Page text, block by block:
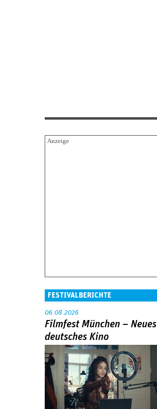
FESTIVALBERICHTE
06.08.2026
Filmfest München – Neues
deutsches Kino